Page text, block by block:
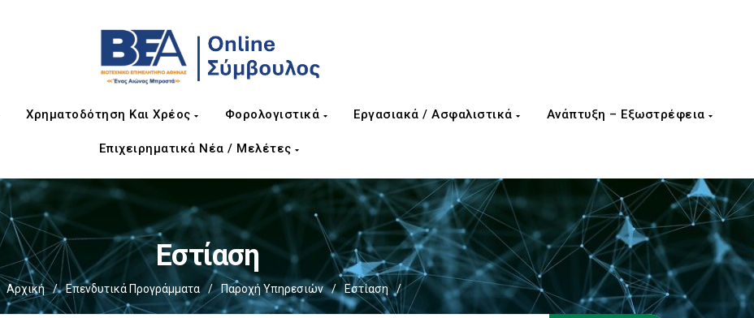
Χρηματοδότηση Και Χρέος Φορολογιστικά Εργασιακά / Ασφαλιστικά Ανάπτυξη – Εξωστρέφεια
Επιχειρηματικά Νέα / Μελέτες
Εστίαση
Αρχική / Επενδυτικά Προγράμματα / Παροχή Υπηρεσιών / Εστίαση /